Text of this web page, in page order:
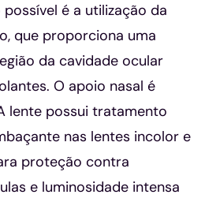
é a utilização da
que proporciona uma
da cavidade ocular
O apoio nasal é
lente possui tratamento
nas lentes incolor e
proteção contra
e luminosidade intensa